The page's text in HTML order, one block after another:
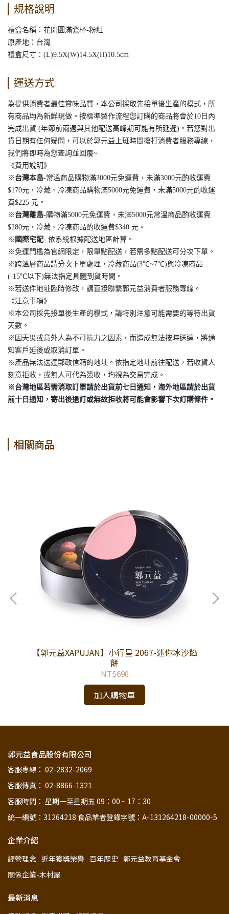
規格說明
禮盒名稱：花開圓滿瓷杯-粉紅
原產地：台灣
禮盒尺寸：(L)9.5X(W)14.5X(H)10.5cm
運送方式
為提供消費者最佳賞味品質，本公司採取先接單後生產的模式，所
有商品均為新鮮現做。按標準製作流程您訂購的商品將會於10日內
完成出貨 (年節前兩週與其他配送高峰期可能有所延遲)。若您對出
貨日期有任何疑問，可以於郭元益上班時間撥打消費者服務專線，
我們將即時為您查詢並回覆~
《費用說明》
※ 台灣本島-常溫商品購物滿3000元免運費，未滿3000元酌收運費
$170元，冷藏、冷凍商品購物滿5000元免運費，未滿5000元酌收運
費$225 元。
※ 台灣離島-購物滿5000元免運費，未滿5000元常溫商品酌收運費
$280元，冷藏、冷凍商品酌收運費$340 元。
※ 國際宅配- 依系統根據配送地區計算。
※免運門檻為官網限定，限單點配送，若需多點配送可分次下單。
※跨溫層商品請分次下單處理，冷藏商品(3℃~7℃)與冷凍商品
(-15℃以下)無法指定具體到貨時間。
※若送件地址臨時修改，請直接聯繫郭元益消費者服務專線。
《注意事項》
※本公司採先接單後生產的模式，請特別注意可能需要的等待出貨
天數。
※因天災或意外人為不可抗力之因素，而造成無法按時送達，將通
知客戶延後或取消訂單。
※產品無法送達郵政信箱的地址。依指定地址前往配送，若收貨人
刻意拒收，或無人可代為簽收，均視為交易完成。
※台灣地區若需消取訂單請於出貨前七日通知，海外地區請於出貨
前十日通知，寄出後退訂或無故拒收將可能會影響下次訂購條件。
相關商品
【郭元益XAPUJAN】小行星 2067-迷你冰沙餡
餅
NT$690
加入購物車
郭元益食品股份有限公司
客服專線： 02-2832-2069
客服傳真： 02-8866-1321
客服時間： 星期一至星期五 09：00 ~ 17：30
統一編號：31264218 食品業者登錄字號：A-131264218-00000-5
企業介紹
經營理念 近年獲獎榮譽 百年歷史 郭元益教育基金會
關係企業-木村屋
最新消息